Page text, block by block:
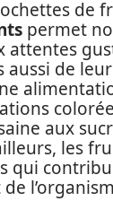
de
permet
attentes
aussi de
aux
les
qui